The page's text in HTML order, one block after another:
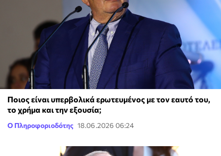
Ποιος είναι υπερβολικά ερωτευμένος με τον εαυτό του,
το χρήμα και την εξουσία;
Ο Πληροφοριοδότης 18.06.2026 06:24